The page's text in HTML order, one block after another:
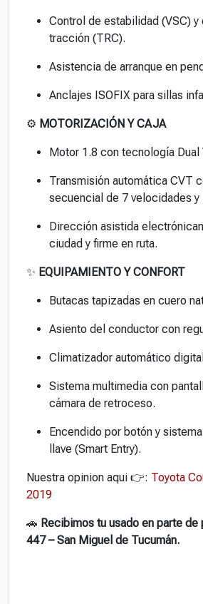
Control de estabilidad (VSC)
tracción (TRC).
Asistencia de arranque en
Anclajes ISOFIX para sillas
⚙️ MOTORIZACIÓN Y CAJA
Motor 1.8 con tecnología Dual
Transmisión automática CVT
secuencial de 7 velocidades y
Dirección asistida
ciudad y firme en ruta.
✨ EQUIPAMIENTO Y CONFORT
Butacas tapizadas en cuero
Asiento del conductor con
Climatizador automático
Sistema multimedia con
cámara de retroceso.
Encendido por botón y
llave (Smart Entry).
Nuestra opinion aqui 👉: Toyota
2019
🚗 Recibimos tu usado en parte de
447 – San Miguel de Tucumán.